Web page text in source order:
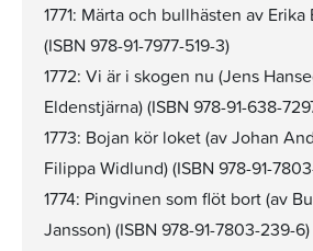
1771: Märta och bullhästen av
(ISBN 978-91-7977-519-3)
1772: Vi är i skogen nu (Jens
Eldenstjärna) (ISBN 978-91-638-
1773: Bojan kör loket (av Johan
Filippa Widlund) (ISBN 978-91-
1774: Pingvinen som flöt bort (av
Jansson) (ISBN 978-91-7803-239-6)